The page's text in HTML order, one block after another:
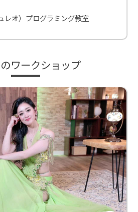
レオ）プログラミング教室
ワークショップ